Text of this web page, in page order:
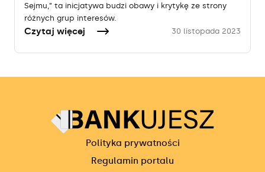
Sejmu,” ta inicjatywa budzi obawy i krytykę ze strony
różnych grup interesów.
Czytaj więcej 30 listopada 2023
Polityka prywatności
Regulamin portalu